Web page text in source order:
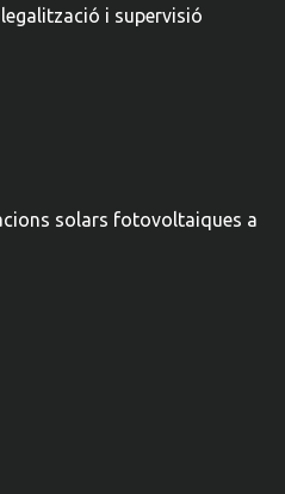
i supervisió
solars fotovoltaiques a